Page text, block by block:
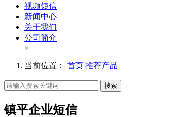
视频短信
新闻中心
关于我们
公司简介
×
当前位置： 首页 推荐产品
搜索
镇平企业短信